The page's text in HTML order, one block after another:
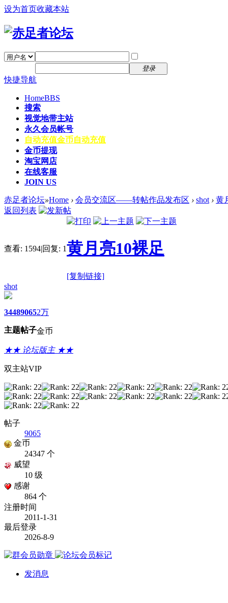
设为首页收藏本站
登录
快捷导航
HomeBBS
搜索
视觉地带主站
永久会员帐号
自动充值金币自动充值
金币提现
淘宝网店
在线客服
JOIN US
赤足者论坛»Home › 会员交流区——转帖作品发布区 › shot › 黄
返回列表
查看: 1594|回复: 1黄月亮10裸足
[复制链接]
shot
3448
主题
9065
帖子
2万
金币
★★ 论坛版主 ★★
双主站VIP
帖子
9065
金币
24347 个
威望
10 级
感谢
864 个
注册时间
2011-1-31
最后登录
2026-8-9
发消息